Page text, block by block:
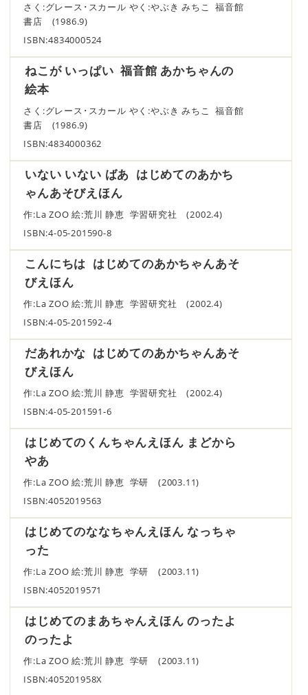
さく:グレース･スカール やく:やぶき みちこ 福音館
書店 (1986.9)
ISBN:4834000524
ねこが いっぱい 福音館 あかちゃんの
絵本
さく:グレース･スカール やく:やぶき みちこ 福音館
書店 (1986.9)
ISBN:4834000362
いない いない ばあ はじめてのあかち
ゃんあそびえほん
作:La ZOO 絵:荒川 静恵 学習研究社 (2002.4)
ISBN:4-05-201590-8
こんにちは はじめてのあかちゃんあそ
びえほん
作:La ZOO 絵:荒川 静恵 学習研究社 (2002.4)
ISBN:4-05-201592-4
だあれかな はじめてのあかちゃんあそ
びえほん
作:La ZOO 絵:荒川 静恵 学習研究社 (2002.4)
ISBN:4-05-201591-6
はじめてのくんちゃんえほん まどから
やあ
作:La ZOO 絵:荒川 静恵 学研 (2003.11)
ISBN:4052019563
はじめてのななちゃんえほん なっちゃ
った
作:La ZOO 絵:荒川 静恵 学研 (2003.11)
ISBN:4052019571
はじめてのまあちゃんえほん のったよ
のったよ
作:La ZOO 絵:荒川 静恵 学研 (2003.11)
ISBN:405201958X